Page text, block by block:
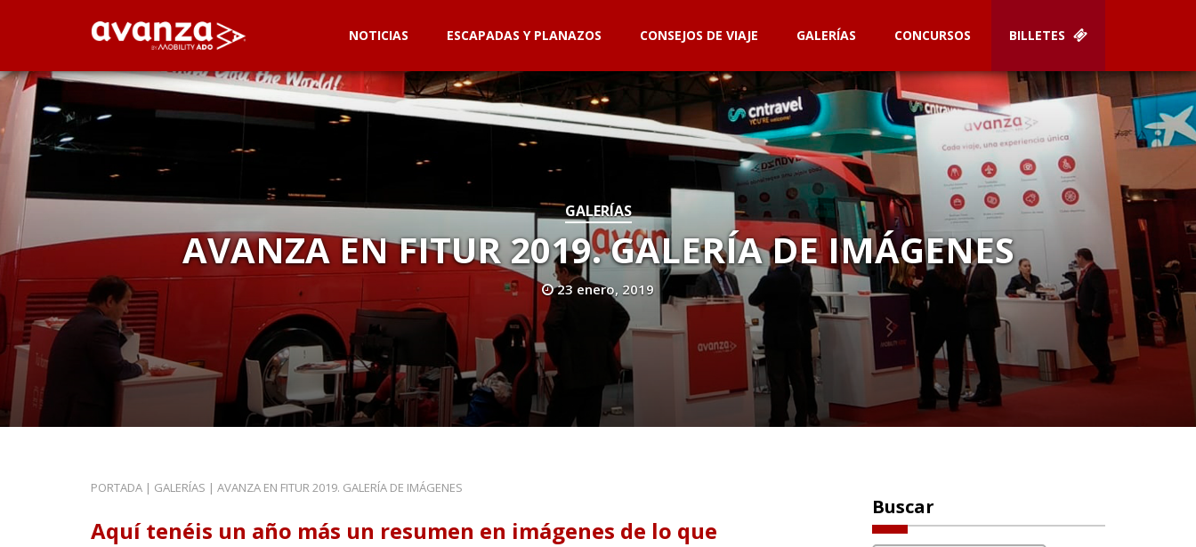
NOTICIAS ESCAPADAS Y PLANAZOS CONSEJOS DE VIAJE GALERÍAS CONCURSOS BILLETES
GALERÍAS
AVANZA EN FITUR 2019. GALERÍA DE IMÁGENES
23 enero, 2019
PORTADA | GALERÍAS | AVANZA EN FITUR 2019. GALERÍA DE IMÁGENES
Aquí tenéis un año más un resumen en imágenes de lo que
Buscar